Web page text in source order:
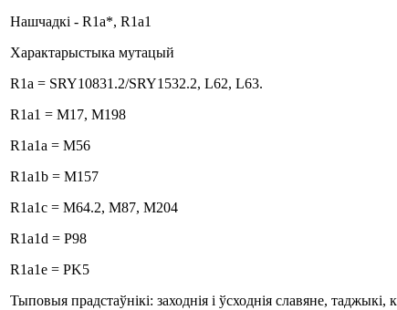
Нашчадкі - R1a*, R1a1
Характарыстыка мутацый
R1a = SRY10831.2/SRY1532.2, L62, L63.
R1a1 = M17, M198
R1a1a = M56
R1a1b = M157
R1a1c = M64.2, M87, M204
R1a1d = P98
R1a1e = PK5
Тыповыя прадстаўнікі: заходнія і ўсходнія славяне,